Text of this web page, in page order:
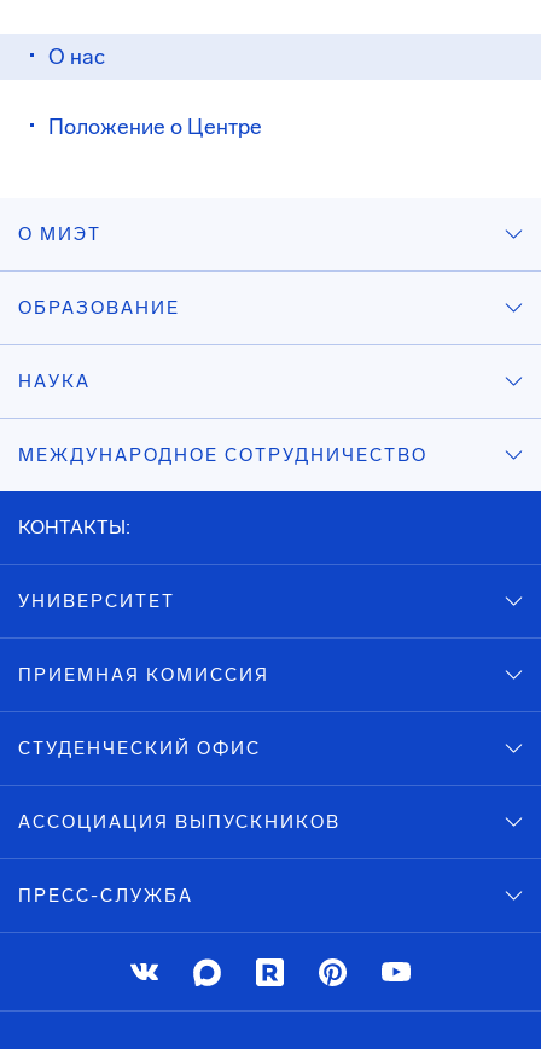
О нас
Положение о Центре
О МИЭТ
ОБРАЗОВАНИЕ
НАУКА
МЕЖДУНАРОДНОЕ СОТРУДНИЧЕСТВО
КОНТАКТЫ:
УНИВЕРСИТЕТ
ПРИЕМНАЯ КОМИССИЯ
СТУДЕНЧЕСКИЙ ОФИС
АССОЦИАЦИЯ ВЫПУСКНИКОВ
ПРЕСС-СЛУЖБА